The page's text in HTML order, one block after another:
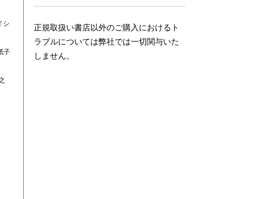
シ
子
正規取扱い書店以外のご購入におけるト
ラブルについては弊社では一切関与いた
しません。